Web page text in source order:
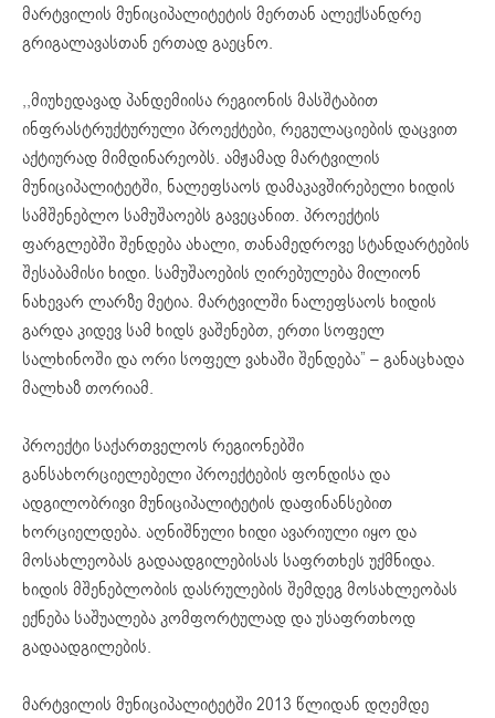
მარტვილის მუნიციპალიტეტის მერთან ალექსანდრე
გრიგალავასთან ერთად გაეცნო.
,,მიუხედავად პანდემიისა რეგიონის მასშტაბით
ინფრასტრუქტურული პროექტები, რეგულაციების დაცვით
აქტიურად მიმდინარეობს. ამჟამად მარტვილის
მუნიციპალიტეტში, ნალეფსაოს დამაკავშირებელი ხიდის
სამშენებლო სამუშაოებს გავეცანით. პროექტის
ფარგლებში შენდება ახალი, თანამედროვე სტანდარტების
შესაბამისი ხიდი. სამუშაოების ღირებულება მილიონ
ნახევარ ლარზე მეტია. მარტვილში ნალეფსაოს ხიდის
გარდა კიდევ სამ ხიდს ვაშენებთ, ერთი სოფელ
სალხინოში და ორი სოფელ ვახაში შენდება” – განაცხადა
მალხაზ თორიამ.
პროექტი საქართველოს რეგიონებში
განსახორციელებელი პროექტების ფონდისა და
ადგილობრივი მუნიციპალიტეტის დაფინანსებით
ხორციელდება. აღნიშნული ხიდი ავარიული იყო და
მოსახლეობას გადაადგილებისას საფრთხეს უქმნიდა.
ხიდის მშენებლობის დასრულების შემდეგ მოსახლეობას
ექნება საშუალება კომფორტულად და უსაფრთხოდ
გადაადგილების.
მარტვილის მუნიციპალიტეტში 2013 წლიდან დღემდე